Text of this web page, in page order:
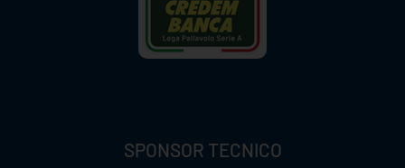
SPONSOR TECNICO